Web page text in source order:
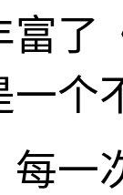
富了
一个
一